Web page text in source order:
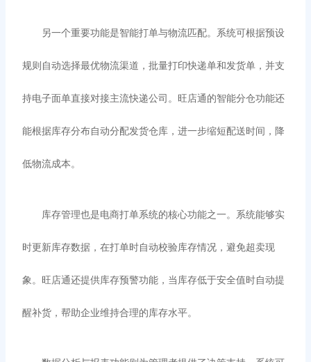
另一个重要功能是智能打单与物流匹配。系统可根据预设
规则自动选择最优物流渠道，批量打印快递单和发货单，并支
持电子面单直接对接主流快递公司。旺店通的智能分仓功能还
能根据库存分布自动分配发货仓库，进一步缩短配送时间，降
低物流成本。
库存管理也是电商打单系统的核心功能之一。系统能够实
时更新库存数据，在打单时自动校验库存情况，避免超卖现
象。旺店通还提供库存预警功能，当库存低于安全值时自动提
醒补货，帮助企业维持合理的库存水平。